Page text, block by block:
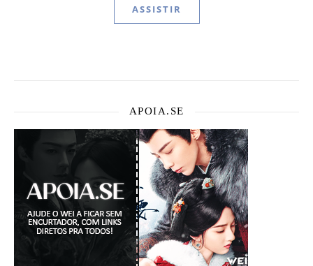
ASSISTIR
APOIA.SE